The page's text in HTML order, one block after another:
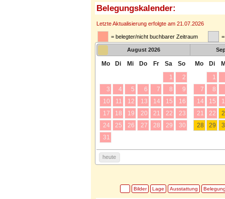
Belegungskalender:
Letzte Aktualisierung erfolgte am 21.07.2026
= belegter/nicht buchbarer Zeitraum
August 2026
Mo Di Mi Do Fr Sa
So
1
2
3
4 5 6 7 8
9
10
11 12 13 14 15
16
17
18 19 20 21 22
23
24
25 26 27 28 29
30
31
Mo Di
1
7
8
14
15
21
22
28
29
heute
Bilder Lage Ausstattung